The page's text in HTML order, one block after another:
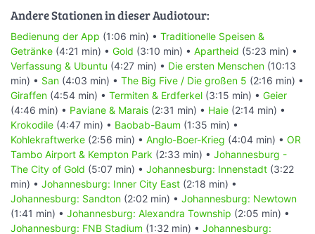
Andere Stationen in dieser Audiotour:
Bedienung der App (1:06 min) • Traditionelle Speisen &
Getränke (4:21 min) • Gold (3:10 min) • Apartheid (5:23 min) •
Verfassung & Ubuntu (4:27 min) • Die ersten Menschen (10:13
min) • San (4:03 min) • The Big Five / Die großen 5 (2:16 min) •
Giraffen (4:54 min) • Termiten & Erdferkel (3:15 min) • Geier
(4:46 min) • Paviane & Marais (2:31 min) • Haie (2:14 min) •
Krokodile (4:47 min) • Baobab-Baum (1:35 min) •
Kohlekraftwerke (2:56 min) • Anglo-Boer-Krieg (4:04 min) • OR
Tambo Airport & Kempton Park (2:33 min) • Johannesburg -
The City of Gold (5:07 min) • Johannesburg: Innenstadt (3:22
min) • Johannesburg: Inner City East (2:18 min) •
Johannesburg: Sandton (2:02 min) • Johannesburg: Newtown
(1:41 min) • Johannesburg: Alexandra Township (2:05 min) •
Johannesburg: FNB Stadium (1:32 min) • Johannesburg: